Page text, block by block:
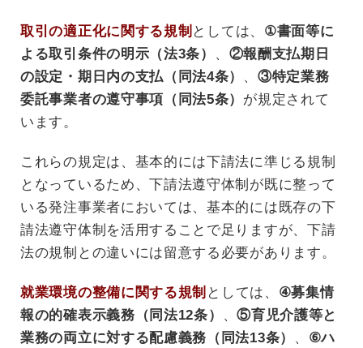
取引の適正化に関する規制 としては、 ①書面等に
よる取引条件の明示（法3条）
、 ②報酬支払期日
の設定・期日内の支払（同法4条） 、 ③特定業務
委託事業者の遵守事項（同法5条） が規定されて
います。
これらの規定は、基本的には下請法に準じる規制
となっているため、下請法遵守体制が既に整って
いる発注事業者においては、基本的には既存の下
請法遵守体制を活用することで足りますが、下請
法の規制との違いには留意する必要があります。
就業環境の整備に関する規制 としては、 ④募集情
報の的確表示義務（同法12条）
、⑤育児介護等と
業務の両立に対する配慮義務（同法13条）
、 ⑥ハ